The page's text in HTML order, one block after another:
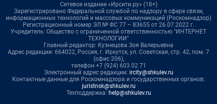
Сетевое издание «Ирсити.ру» (18+)
Зарегистрировано Федеральной службой по надзору в сфере связи,
информационных технологий и массовых коммуникаций (Роскомнадзор)
Регистрационный номер ЭЛ № ФС 77 – 83655 от 26.07.2022 г.
Учредитель: Общество с ограниченной ответственностью "ИНТЕРНЕТ
ТЕХНОЛОГИИ"
Главный редактор: Кузнецова Зоя Валерьевна
Адрес редакции: 664022, Россия, г. Иркутск, ул. Советская, стр. 42, пом. 7
(офис 206),
телефон +7 (924) 603 02 71
Электронный адрес редакции: ircity@shkulev.ru
Контактные данные для Роскомнадзора и государственных органов:
juristnsk@shkulev.ru
Техподдержка: help@shkulev.ru